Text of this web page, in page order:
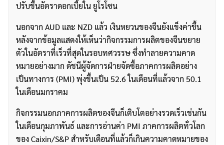
ปรับขึ้นอัตราดอกเบี้ยใน ยูโรโซน
นอกจาก AUD และ NZD แล้ว เงินหยวนของจีนยังแข็งค่าขึ้น
หลังจากข้อมูลแสดงให้เห็นว่ากิจกรรมการผลิตของจีนขยาย
ตัวในอัตราที่เร็วที่สุดในรอบทศวรรษ ซึ่งทำลายความคาด
หมายอย่างมาก ดัชนีผู้จัดการฝ่ายจัดซื้อภาคการผลิตอย่าง
เป็นทางการ (PMI) พุ่งขึ้นเป็น 52.6 ในเดือนที่แล้วจาก 50.1
ในเดือนมกราคม
กิจกรรมนอกภาคการผลิตของจีนก็เติบโตอย่างรวดเร็วเช่นกัน
ในเดือนกุมภาพันธ์ และการอ่านค่า PMI ภาคการผลิตทั่วโลก
ของ Caixin/S&P สำหรับเดือนที่แล้วก็เกินความคาดหมายของ